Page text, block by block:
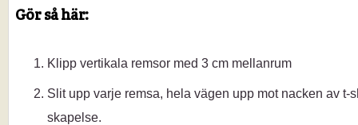
Gör så här:
Klipp vertikala remsor med 3 cm mellanrum
Slit upp varje remsa, hela vägen upp mot nacken av
skapelse.